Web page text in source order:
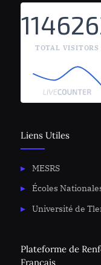
TOTAL VISITORS
Liens Utiles
MESRS
Écoles
Université de
Plateforme de
Français